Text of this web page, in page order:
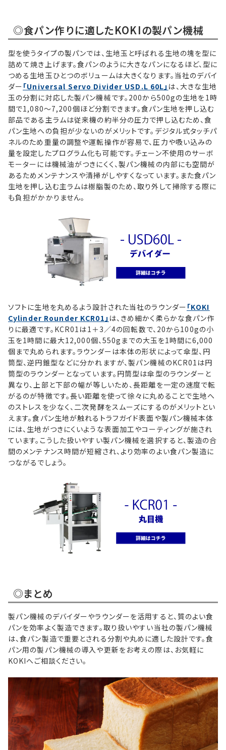
◎食パン作りに適したKOKIの製パン機械
型を使うタイプの製パンでは、生地玉と呼ばれる生地の塊を型に
詰めて焼き上げます。食パンのように大きなパンになるほど、型に
つめる生地玉ひとつのボリュームは大きくなります。当社のデバイ
ダー 「Universal Servo Divider USD.L 60L」 は、大きな生地
玉の分割に対応した製パン機械です。200から500gの生地を1時
間で1,080〜7,200個ほど分割できます。食パン生地を押し込む
部品である主ラムは従来機の約半分の圧力で押し込むため、食
パン生地への負担が少ないのがメリットです。デジタル式タッチパ
ネルのため重量の調整や運転操作が容易で、圧力や吸い込みの
量を設定したプログラム化も可能です。チェーン不使用のサーボ
モーターには機械油がつきにくく、製パン機械の内部にも空間が
あるためメンテナンスや清掃がしやすくなっています。また食パン
生地を押し込む主ラムは樹脂製のため、取り外して掃除する際に
も負担がかかりません。
ソフトに生地を丸めるよう設計された当社のラウンダー 「KOKI
Cylinder Rounder KCR01」 は、きめ細かく柔らかな食パン作
りに最適です。KCR01は1＋3／4の回転数で、20から100gの小
玉を1時間に最大12,000個、550gまでの大玉を1時間に6,000
個まで丸められます。ラウンダーは本体の形状によって傘型、円
筒型、逆円錐型などに分かれますが、製パン機械のKCR01は円
筒型のラウンダーとなっています。円筒型は傘型のラウンダーと
異なり、上部と下部の幅が等しいため、長距離を一定の速度で転
がるのが特徴です。長い距離を使って徐々に丸めることで生地へ
のストレスを少なく、二次発酵をスムーズにするのがメリットとい
えます。食パン生地が触れるトラフガイド表面や製パン機械本体
には、生地がつきにくいような表面加工やコーティングが施され
ています。こうした扱いやすい製パン機械を選択すると、製造の合
間のメンテナンス時間が短縮され、より効率のよい食パン製造に
つながるでしょう。
◎まとめ
製パン機械のデバイダーやラウンダーを活用すると、質のよい食
パンを効率よく製造できます。取り扱いやすい当社の製パン機械
は、食パン製造で重要とされる分割や丸めに適した設計です。食
パン用の製パン機械の導入や更新をお考えの際は、お気軽に
KOKIへご相談ください。